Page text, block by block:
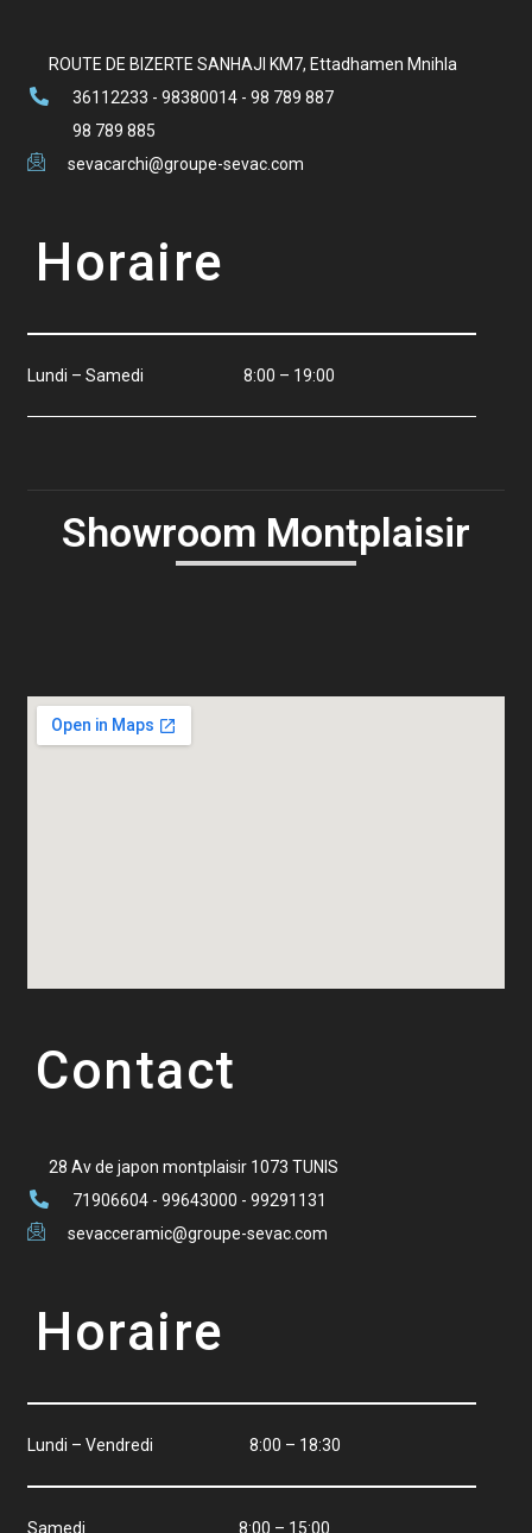
ROUTE DE BIZERTE SANHAJI KM7, Ettadhamen Mnihla
36112233 - 98380014 - 98 789 887
98 789 885
sevacarchi@groupe-sevac.com
Horaire
Lundi – Samedi 8:00 – 19:00
Showroom Montplaisir
Contact
28 Av de japon montplaisir 1073 TUNIS
71906604 - 99643000 - 99291131
sevacceramic@groupe-sevac.com
Horaire
Lundi – Vendredi 8:00 – 18:30
Samedi 8:00 – 15:00